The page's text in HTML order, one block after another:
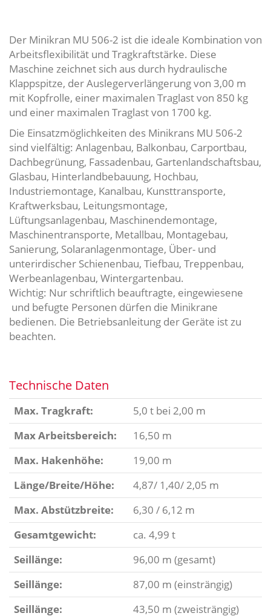
Der Minikran MU 506-2 ist die ideale Kombination von
Arbeitsflexibilität und Tragkraftstärke. Diese
Maschine zeichnet sich aus durch hydraulische
Klappspitze, der Auslegerverlängerung von 3,00 m
mit Kopfrolle, einer maximalen Traglast von 850 kg
und einer maximalen Traglast von 1700 kg.
Die Einsatzmöglichkeiten des Minikrans MU 506-2
sind vielfältig: Anlagenbau, Balkonbau, Carportbau,
Dachbegrünung, Fassadenbau, Gartenlandschaftsbau,
Glasbau, Hinterlandbebauung, Hochbau,
Industriemontage, Kanalbau, Kunsttransporte,
Kraftwerksbau, Leitungsmontage,
Lüftungsanlagenbau, Maschinendemontage,
Maschinentransporte, Metallbau, Montagebau,
Sanierung, Solaranlagenmontage, Über- und
unterirdischer Schienenbau, Tiefbau, Treppenbau,
Werbeanlagenbau, Wintergartenbau.
Wichtig: Nur schriftlich beauftragte, eingewiesene
und befugte Personen dürfen die Minikrane
bedienen. Die Betriebsanleitung der Geräte ist zu
beachten.
Technische Daten
Max. Tragkraft:
5,0 t bei 2,00 m
Max Arbeitsbereich:
16,50 m
Max. Hakenhöhe:
19,00 m
Länge/Breite/Höhe:
4,87/ 1,40/ 2,05 m
Max. Abstützbreite:
6,30 / 6,12 m
Gesamtgewicht:
ca. 4,99 t
Seillänge:
96,00 m (gesamt)
Seillänge:
87,00 m (einsträngig)
Seillänge:
43,50 m (zweisträngig)